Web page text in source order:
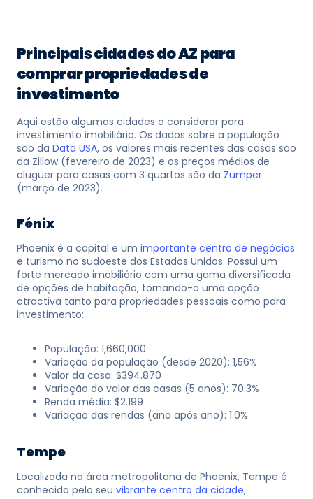
Principais cidades do AZ para
comprar propriedades de
investimento
Aqui estão algumas cidades a considerar para
investimento imobiliário. Os dados sobre a população
são da Data USA, os valores mais recentes das casas são
da Zillow (fevereiro de 2023) e os preços médios de
aluguer para casas com 3 quartos são da Zumper
(março de 2023).
Fénix
Phoenix é a capital e um importante centro de negócios
e turismo no sudoeste dos Estados Unidos. Possui um
forte mercado imobiliário com uma gama diversificada
de opções de habitação, tornando-a uma opção
atractiva tanto para propriedades pessoais como para
investimento:
População: 1,660,000
Variação da população (desde 2020): 1,56%
Valor da casa: $394.870
Variação do valor das casas (5 anos): 70.3%
Renda média: $2.199
Variação das rendas (ano após ano): 1.0%
Tempe
Localizada na área metropolitana de Phoenix, Tempe é
conhecida pelo seu vibrante centro da cidade,